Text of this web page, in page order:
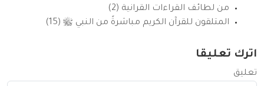
من لطائف القراءات القرانية (2)
المتلقون للقرآن الكريم مباشرةً من النبي ﷺ (15)
اترك تعليقا
تعليق